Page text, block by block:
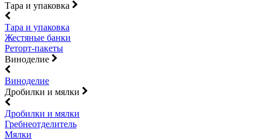
Тара и упаковка
Тара и упаковка
Жестяные банки
Реторт-пакеты
Виноделие
Виноделие
Дробилки и мялки
Дробилки и мялки
Гребнеотделитель
Мялки